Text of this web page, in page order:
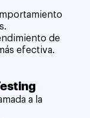
de
efectiva.
a la